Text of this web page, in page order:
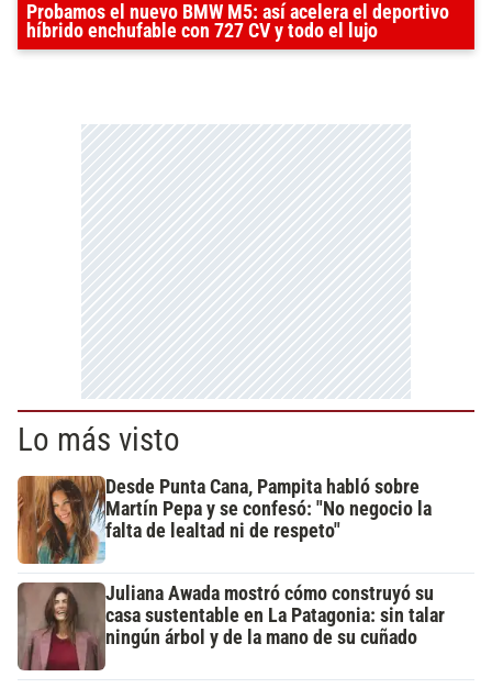
Probamos el nuevo BMW M5: así acelera el deportivo
híbrido enchufable con 727 CV y todo el lujo
Lo más visto
Desde Punta Cana, Pampita habló sobre
Martín Pepa y se confesó: "No negocio la
falta de lealtad ni de respeto"
Juliana Awada mostró cómo construyó su
casa sustentable en La Patagonia: sin talar
ningún árbol y de la mano de su cuñado